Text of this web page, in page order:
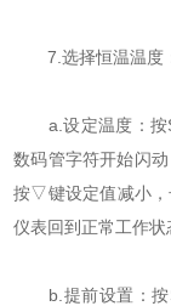
7.选择恒温温度
a.设定温度：按
数码管字符开始闪
按▽键设定值减小
仪表回到正常工作状
b.提前设置：按